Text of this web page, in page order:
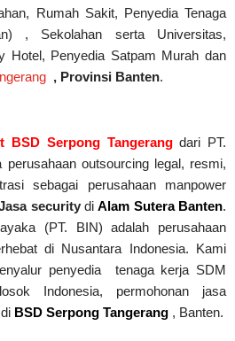
Rumah Sakit, Penyedia Tenaga
, Sekolahan serta Universitas,
Hotel, Penyedia Satpam Murah dan
, Provinsi Banten.
BSD Serpong Tangerang dari PT.
perusahaan outsourcing legal, resmi,
sebagai perusahaan manpower
securitydiAlam Sutera Banten.
(PT. BIN) adalah perusahaan
di Nusantara Indonesia. Kami
penyedia tenaga kerja SDM
Indonesia, permohonan jasa
BSD Serpong Tangerang , Banten.